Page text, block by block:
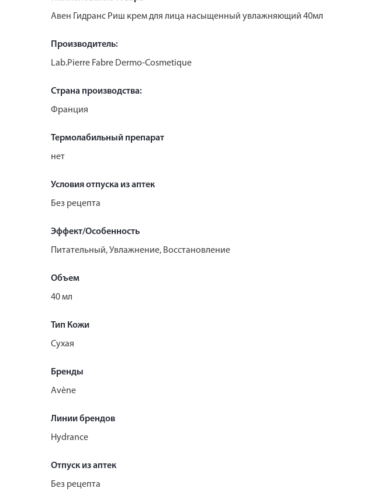
Авен Гидранс Риш крем для лица насыщенный увлажняющий 40мл
Производитель:
Lab.Pierre Fabre Dermo-Cosmetique
Страна производства:
Франция
Термолабильный препарат
нет
Условия отпуска из аптек
Без рецепта
Эффект/Особенность
Питательный, Увлажнение, Восстановление
Объем
40 мл
Тип Кожи
Сухая
Бренды
Avène
Линии брендов
Hydrance
Отпуск из аптек
Без рецепта